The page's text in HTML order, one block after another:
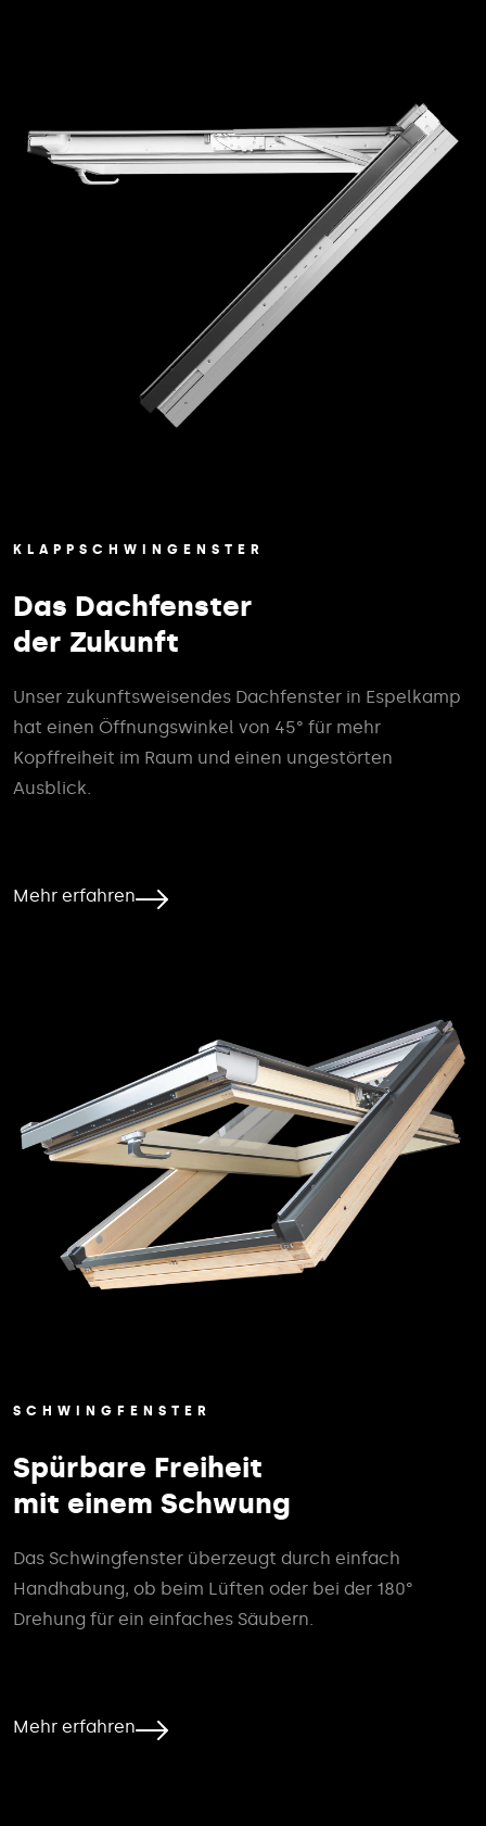
KLAPPSCHWINGENSTER
Das Dachfenster
der Zukunft
Unser zukunftsweisendes Dachfenster in Espelkamp
hat einen Öffnungswinkel von 45° für mehr
Kopffreiheit im Raum und einen ungestörten
Ausblick.
Mehr erfahren
SCHWINGFENSTER
Spürbare Freiheit
mit einem Schwung
Das Schwingfenster überzeugt durch einfach
Handhabung, ob beim Lüften oder bei der 180°
Drehung für ein einfaches Säubern.
Mehr erfahren